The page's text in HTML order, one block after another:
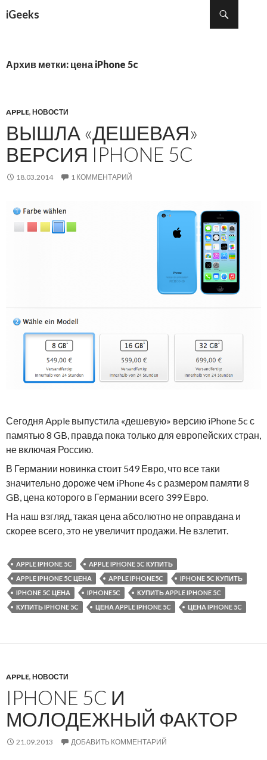
iGeeks
Архив метки: цена iPhone 5c
APPLE, НОВОСТИ
ВЫШЛА «ДЕШЕВАЯ»
ВЕРСИЯ IPHONE 5C
18.03.2014 1 КОММЕНТАРИЙ
Сегодня Apple выпустила «дешевую» версию iPhone 5c с
памятью 8 GB, правда пока только для европейских стран,
не включая Россию.
В Германии новинка стоит 549 Евро, что все таки
значительно дороже чем iPhone 4s с размером памяти 8
GB, цена которого в Германии всего 399 Евро.
На наш взгляд, такая цена абсолютно не оправдана и
скорее всего, это не увеличит продажи. Не взлетит.
APPLE IPHONE 5C
APPLE IPHONE 5C КУПИТЬ
APPLE IPHONE 5C ЦЕНА
APPLE IPHONE5C
IPHONE 5C КУПИТЬ
IPHONE 5C ЦЕНА
IPHONE5C
КУПИТЬ APPLE IPHONE 5C
КУПИТЬ IPHONE 5C
ЦЕНА APPLE IPHONE 5C ЦЕНА IPHONE 5C
APPLE, НОВОСТИ
IPHONE 5C И
МОЛОДЕЖНЫЙ ФАКТОР
21.09.2013 ДОБАВИТЬ КОММЕНТАРИЙ